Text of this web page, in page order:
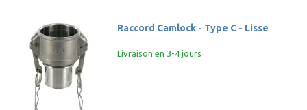
Raccord Camlock - Type C - Lisse
Livraison en 3-4 jours